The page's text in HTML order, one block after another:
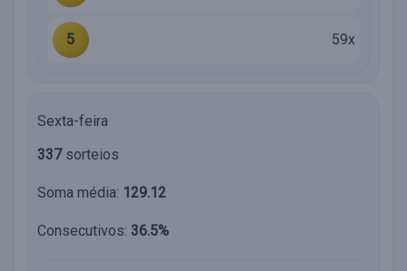
5 59x
Sexta-feira
337sorteios
Soma média: 129.12
Consecutivos: 36.5%